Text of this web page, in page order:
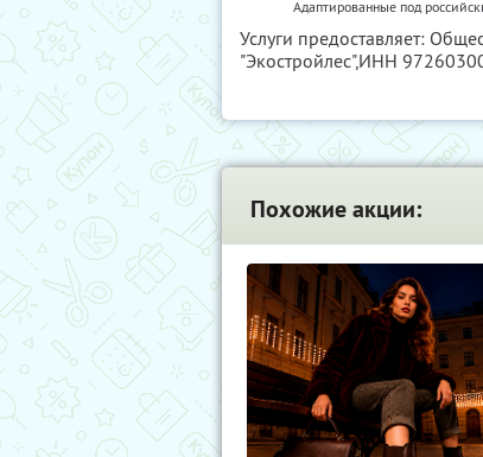
Адаптированные под
Услуги предоставляет:
"Экостройлес",ИНН
Похожие акции: